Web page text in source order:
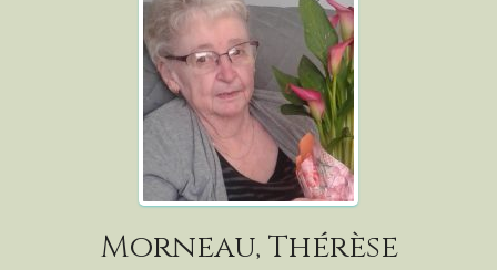
Morneau, Thérèse